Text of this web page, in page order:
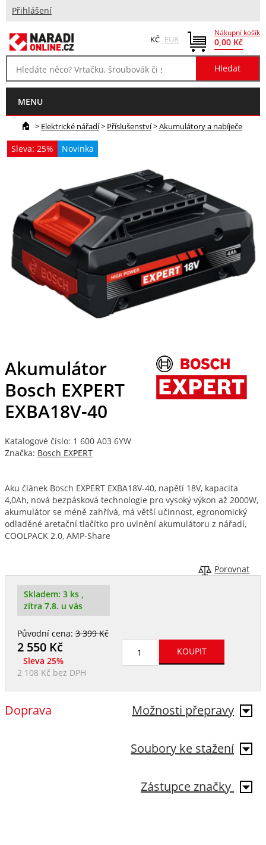
Přihlášení
Nákupní košík
0,00 Kč
KČ EUR
MENU
> Elektrické nářadí> Příslušenství>Akumulátory a nabíječe
Sleva: 25% Novinka
Akumulátor
Bosch EXPERT
EXBA18V-40
Katalogové číslo: 1 600 A03 6YW
Značka: Bosch EXPERT
Aku článek Bosch EXPERT EXBA18V-40, napětí 18V, kapacita
4,0Ah, nová bezpásková technologie pro vysoký výkon až 2000W,
akumulátor se méně zahřívá, má větší učinnost, egronomický
odladěné aretační tlačítko pro uvlnění akumulátoru z nářadí,
COOLPACK 2.0, AMP-Share
Porovnat
Skladem: 3 ks ,
zítra 7.8. u vás
Původní cena:3 399 Kč
2 550Kč
Sleva 25%
2 108 Kč bez DPH
Možnosti přepravy
Doprava
Soubory ke stažení
Zástupce značky